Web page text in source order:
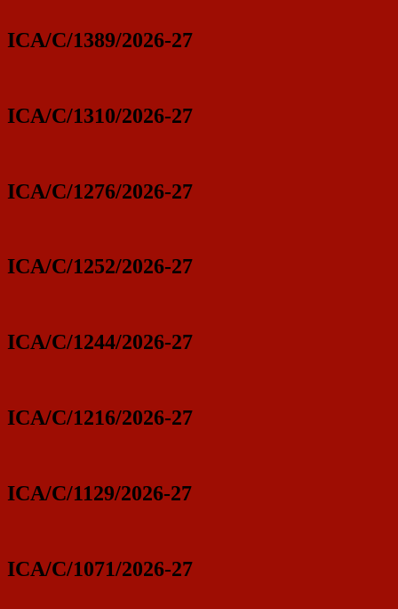
ICA/C/1389/2026-27
ICA/C/1310/2026-27
ICA/C/1276/2026-27
ICA/C/1252/2026-27
ICA/C/1244/2026-27
ICA/C/1216/2026-27
ICA/C/1129/2026-27
ICA/C/1071/2026-27